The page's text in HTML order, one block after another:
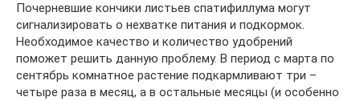
Почерневшие кончики листьев спатифиллума могут
сигнализировать о нехватке питания и подкормок.
Необходимое качество и количество удобрений
поможет решить данную проблему. В период с марта по
сентябрь комнатное растение подкармливают три –
четыре раза в месяц, а в остальные месяцы (и особенно